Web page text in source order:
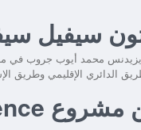
سيفيل
محمد أيوب جروب في
الدائري الإقليمي وطريق